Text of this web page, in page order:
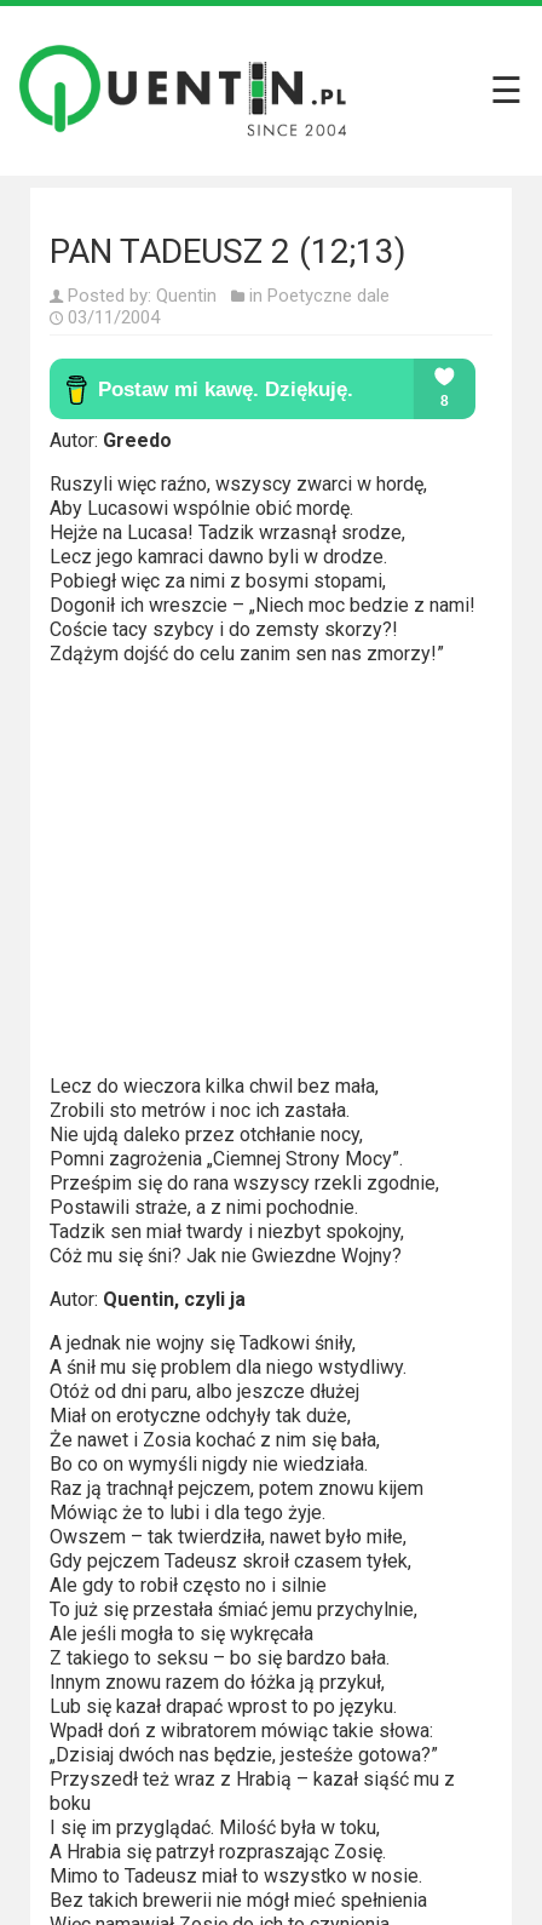
Filmy
Krótkie
recenzje
Seriale
Wszystkie
recenzje
seriali
Kategorie
Bollywood
&
Kino
polskie
Komedie
Korea
Południowa
oparte
na
faktach
Thrillery
Streaming
Amazon
Prime
Video
Apple
TV
+
Disney+
HBO
☰
PAN TADEUSZ 2 (12;13)
Posted by: Quentin in Poetyczne dale
03/11/2004
Autor: Greedo
Ruszyli więc raźno, wszyscy zwarci w hordę,
Aby Lucasowi wspólnie obić mordę.
Hejże na Lucasa! Tadzik wrzasnął srodze,
Lecz jego kamraci dawno byli w drodze.
Pobiegł więc za nimi z bosymi stopami,
Dogonił ich wreszcie – „Niech moc bedzie z nami!
Coście tacy szybcy i do zemsty skorzy?!
Zdążym dojść do celu zanim sen nas zmorzy!”
Lecz do wieczora kilka chwil bez mała,
Zrobili sto metrów i noc ich zastała.
Nie ujdą daleko przez otchłanie nocy,
Pomni zagrożenia „Ciemnej Strony Mocy”.
Prześpim się do rana wszyscy rzekli zgodnie,
Postawili straże, a z nimi pochodnie.
Tadzik sen miał twardy i niezbyt spokojny,
Cóż mu się śni? Jak nie Gwiezdne Wojny?
Autor: Quentin, czyli ja
A jednak nie wojny się Tadkowi śniły,
A śnił mu się problem dla niego wstydliwy.
Otóż od dni paru, albo jeszcze dłużej
Miał on erotyczne odchyły tak duże,
Że nawet i Zosia kochać z nim się bała,
Bo co on wymyśli nigdy nie wiedziała.
Raz ją trachnął pejczem, potem znowu kijem
Mówiąc że to lubi i dla tego żyje.
Owszem – tak twierdziła, nawet było miłe,
Gdy pejczem Tadeusz skroił czasem tyłek,
Ale gdy to robił często no i silnie
To już się przestała śmiać jemu przychylnie,
Ale jeśli mogła to się wykręcała
Z takiego to seksu – bo się bardzo bała.
Innym znowu razem do łóżka ją przykuł,
Lub się kazał drapać wprost to po języku.
Wpadł doń z wibratorem mówiąc takie słowa:
„Dzisiaj dwóch nas będzie, jesteśże gotowa?”
Przyszedł też wraz z Hrabią – kazał siąść mu z
boku
I się im przyglądać. Milość była w toku,
A Hrabia się patrzył rozpraszając Zosię.
Mimo to Tadeusz miał to wszystko w nosie.
Bez takich brewerii nie mógł mieć spełnienia